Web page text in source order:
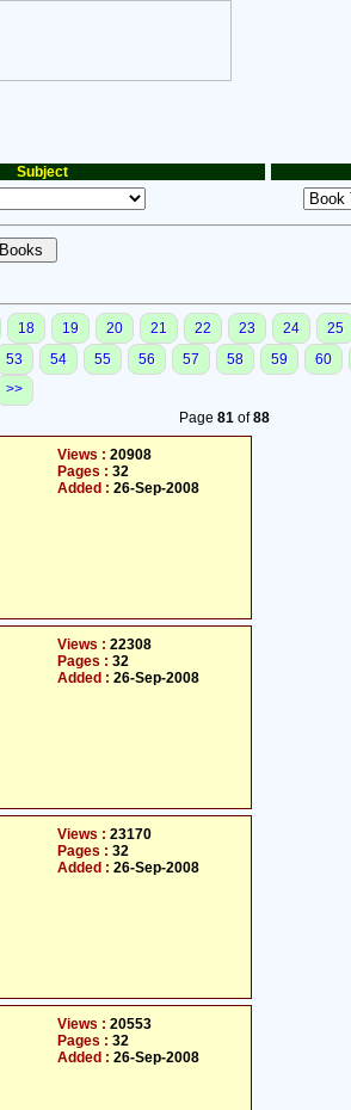
Subject
18 19 20 21 22 23 24 25
53 54 55 56 57 58 59 60
>>
Page 81of88
Views : 20908
Pages : 32
Added : 26-Sep-2008
Views : 22308
Pages : 32
Added : 26-Sep-2008
Views : 23170
Pages : 32
Added : 26-Sep-2008
Views : 20553
Pages : 32
Added : 26-Sep-2008